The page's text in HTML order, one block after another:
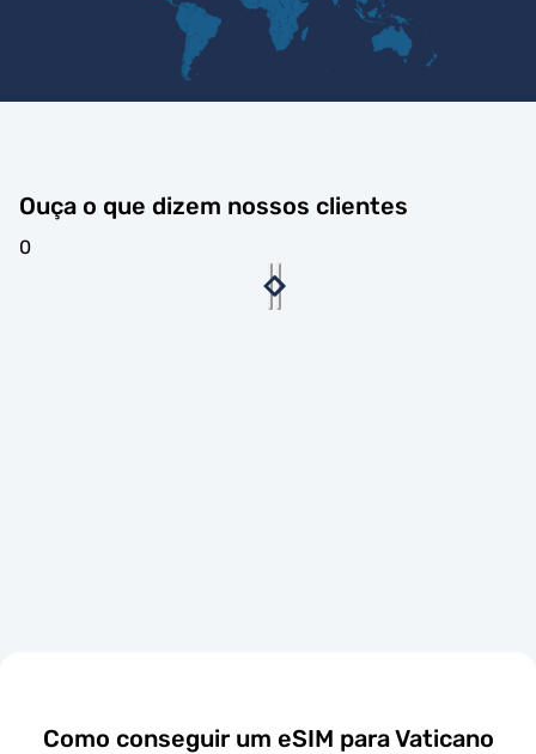
Ouça o que dizem nossos clientes
0
Como conseguir um eSIM para Vaticano